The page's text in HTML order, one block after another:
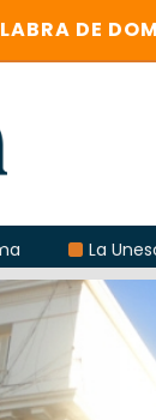
DE
pidió frenar